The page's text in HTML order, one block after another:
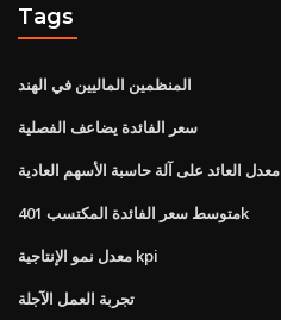
Tags
المنظمين الماليين في الهند
سعر الفائدة يضاعف الفصلية
معدل العائد على آلة حاسبة الأسهم العادية
متوسط ​​سعر الفائدة المكتسب 401k
معدل نمو الإنتاجية kpi
تجربة العمل الآجلة